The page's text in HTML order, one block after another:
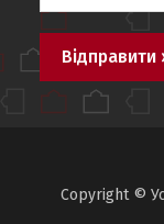
Copyright ©